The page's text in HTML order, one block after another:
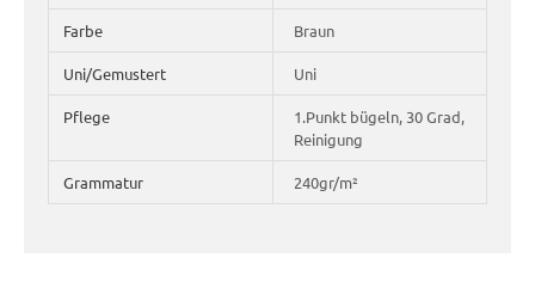
Farbe Braun
Uni/Gemustert Uni
Pflege
1.Punkt bügeln, 30 Grad,
Reinigung
Grammatur 240gr/m²